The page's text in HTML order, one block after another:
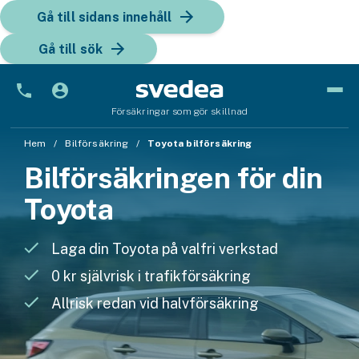
Gå till sidans innehåll
Gå till sök
Försäkringar som gör skillnad
Bil
Bilförsäkring
Bilförsäkring för företag
Snöskoterförsäkring
ATV-försäkring
Släpvagnsförsäkring
Hem Bilförsäkring Toyota bilförsäkring
Bilförsäkringen för din
Toyota
Laga din Toyota på valfri verkstad
0 kr självrisk i trafikförsäkring
Allrisk redan vid halvförsäkring